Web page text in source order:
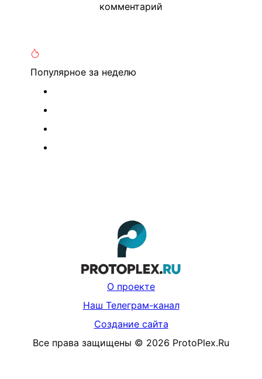
комментарий
Популярное за неделю
О проекте
Наш Телеграм-канал
Создание сайта
Все права защищены © 2026 ProtoPlex.Ru